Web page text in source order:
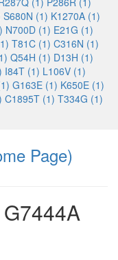
S680N (1) K1270A (1)
N700D (1) E21G (1)
T81C (1) C316N (1)
Q54H (1) D13H (1)
I84T (1) L106V (1)
G163E (1) K650E (1)
C1895T (1) T334G (1)
Page)